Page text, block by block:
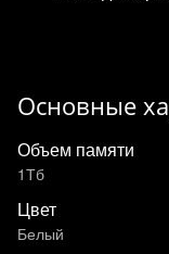
Основные
Объем памяти
1Тб
Цвет
Белый